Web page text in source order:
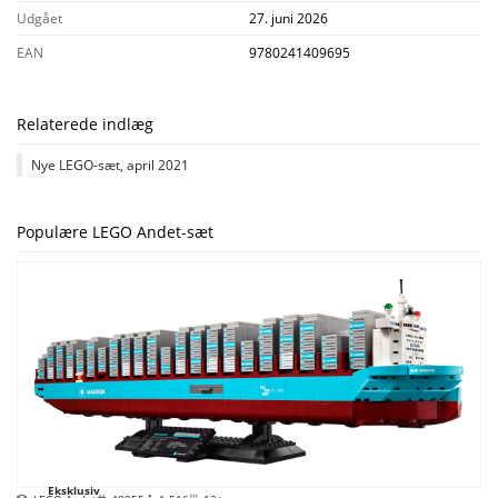
Udgået
27. juni 2026
EAN
9780241409695
Relaterede indlæg
Nye LEGO-sæt, april 2021
Populære LEGO Andet-sæt
Eksklusiv